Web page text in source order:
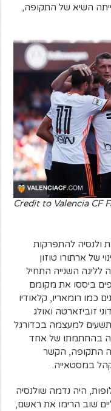
של ולנסיה בעונת 1978/79 הייתה השיא של התקופה,
Credit to Valencia CF
ולנסיה להתפרקות
של ארתורו טוזון
לליגה השנייה התחיל
ביססו את מקומם
כמו רומאריו, קלאודיו
זוביזארטה ואולג
למעצמה בכדורגל
בהחתמתו של אחד
התקופה, הקשר
במסטאייה.
היה נדמה שולנסיה
שוב הרימו את ראשם,